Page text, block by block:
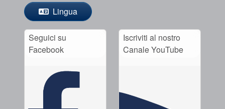
Lingua
Seguici su
Facebook
Iscriviti al nostro
Canale YouTube